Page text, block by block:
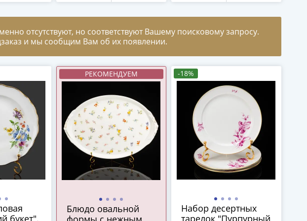
(Мейсенский
фарфор), фарфор,
золочение, деколь
(вледельческая),
Meissen
(Мейсенский
фарфор), Германия,
1880-1910 гг.
отсутствуют, но соответствуют Вашему поисковому запросу.
и мы сообщим Вам об их появлении.
букет",
РЕКОМЕНДУЕМ
Блюдо овальной
-18%
Набор десертных
тарелок "Пурпурный